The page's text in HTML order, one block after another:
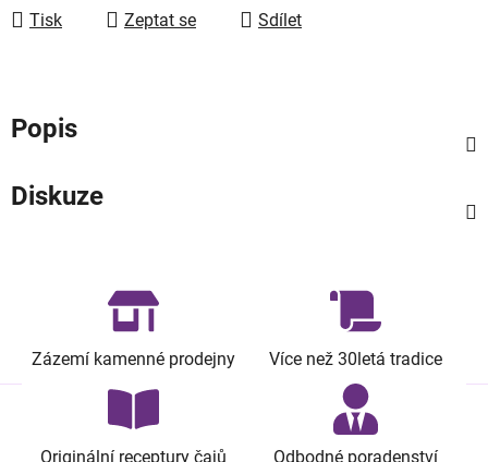
Tisk Zeptat se Sdílet
Popis
Diskuze
Zázemí kamenné prodejny Více než 30letá tradice
Originální receptury čajů Odbodné poradenství